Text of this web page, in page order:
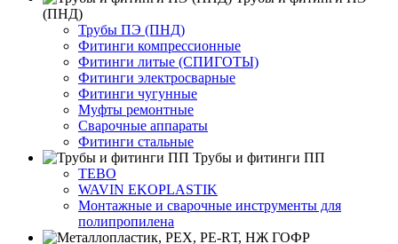
(ПНД)
Трубы ПЭ (ПНД)
Фитинги компрессионные
Фитинги литые (СПИГОТЫ)
Фитинги электросварные
Фитинги чугунные
Муфты ремонтные
Сварочные аппараты
Фитинги стальные
Трубы и фитинги ПП
TEBO
WAVIN EKOPLASTIK
Монтажные и сварочные инструменты для
полипропилена